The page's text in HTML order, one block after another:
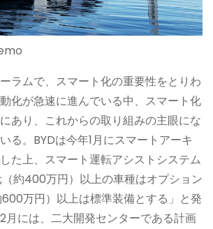
ラムで、スマート化の重要性をとりわ
化が急速に進んでいる中、スマート化
あり、これからの取り組みの主眼にな
る。BYDは今年1月にスマートアーキ
た上、スマート運転アシストシステム
約400万円）以上の車種はオプション
万円）以上は標準装備とする」と発
月には、二大開発センターである計画